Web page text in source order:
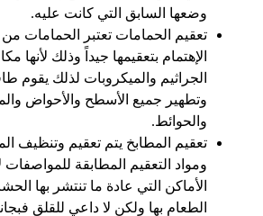
وضعها السابق التي كانت عليه.
تعقيم الحمامات تعتبر الحمامات
الإهتمام بتعقيمها جيداً وذلك لأنها
الجراثيم والميكروبات لذلك يقوم
وتطهير جميع الأسطح والأحواض
والحوائط.
تعقيم المطابخ يتم تعقيم وتنظيف
ومواد التعقيم المطابقة
الأماكن التي عادة ما تنتشر بها
الطعام بها ولكن لا داعي للقلق